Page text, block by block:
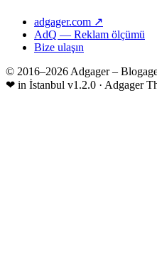
adgager.com ↗
AdQ — Reklam ölçümü
Bize ulaşın
© 2016–2026 Adgager –
❤ in İstanbul v1.2.0 · Adgager